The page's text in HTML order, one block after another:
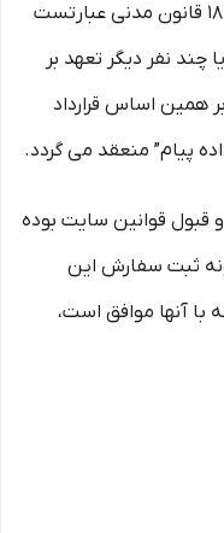
می باشد. عقد یا قرارداد مطابق ماده ۱۸۳ قانون مدنی عبارتست
چند نفر دیگر تعهد بر
همین اساس قرارداد
پیام” منعقد می گردد.
قبول قوانین سایت بوده
ثبت سفارش این
با آنها موافق است،